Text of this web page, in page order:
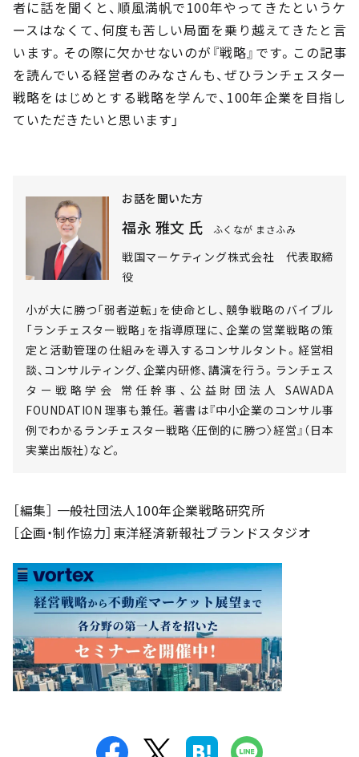
者に話を聞くと、順風満帆で100年やってきたというケ
ースはなくて、何度も苦しい局面を乗り越えてきたと言
います。その際に欠かせないのが『戦略』です。この記事
を読んでいる経営者のみなさんも、ぜひランチェスター
戦略をはじめとする戦略を学んで、100年企業を目指し
ていただきたいと思います」
お話を聞いた方
福永 雅文 氏 ふくなが まさふみ
戦国マーケティング株式会社 代表取締
役
小が大に勝つ「弱者逆転」を使命とし、競争戦略のバイブル
「ランチェスター戦略」を指導原理に、企業の営業戦略の策
定と活動管理の仕組みを導入するコンサルタント。経営相
談、コンサルティング、企業内研修、講演を行う。ランチェス
ター戦略学会 常任幹事、公益財団法人 SAWADA
FOUNDATION 理事も兼任。著書は『中小企業のコンサル事
例でわかるランチェスター戦略〈圧倒的に勝つ〉経営』（日本
実業出版社）など。
［編集］ 一般社団法人100年企業戦略研究所
［企画・制作協力］東洋経済新報社ブランドスタジオ